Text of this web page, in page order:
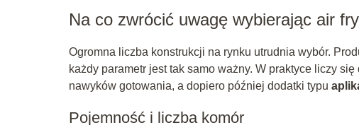
Na co zwrócić uwagę wybierając air
Ogromna liczba konstrukcji na rynku utrudnia wybór.
każdy parametr jest tak samo ważny. W praktyce liczy
nawyków gotowania, a dopiero później dodatki typu
Pojemność i liczba komór